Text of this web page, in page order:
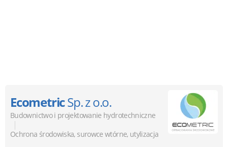
EcometricSp. z o.o.
Budownictwo i projektowanie hydrotechniczne
|
Ochrona środowiska, surowce wtórne, utylizacja